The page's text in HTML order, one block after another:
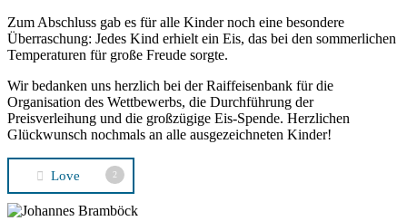
Zum Abschluss gab es für alle Kinder noch eine besondere
Überraschung: Jedes Kind erhielt ein Eis, das bei den sommerlichen
Temperaturen für große Freude sorgte.
Wir bedanken uns herzlich bei der Raiffeisenbank für die
Organisation des Wettbewerbs, die Durchführung der
Preisverleihung und die großzügige Eis-Spende. Herzlichen
Glückwunsch nochmals an alle ausgezeichneten Kinder!
Love 2